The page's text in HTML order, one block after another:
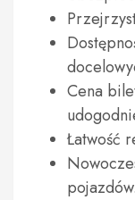
Cena
Łatwość
pojazdów.